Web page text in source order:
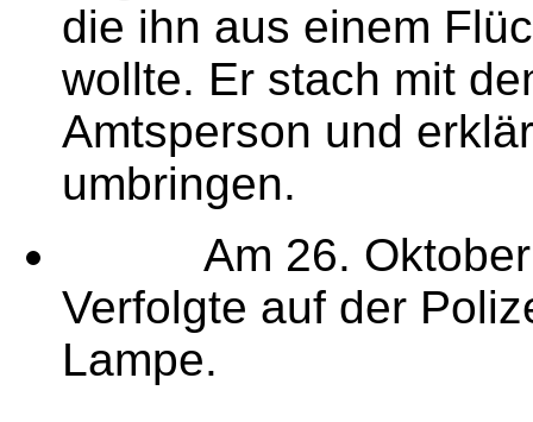
die ihn aus einem
wollte. Er stach mit
Amtsperson und
umbringen.
Am 26. Oktober
Verfolgte auf der
Lampe.